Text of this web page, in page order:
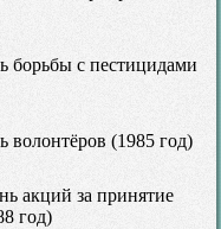
борьбы с пестицидами
волонтёров (1985 год)
акций за принятие
год)